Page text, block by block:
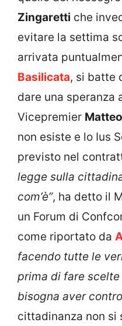
Zingaretti che
evitare la settima
arrivata
Basilicata, si batte
dare una speranza
Vicepremier
non esiste e lo Ius
previsto nel
legge sulla
com’è”, ha detto il
un Forum di
come riportato da
facendo tutte le
prima di fare
bisogna aver
cittadinanza non si